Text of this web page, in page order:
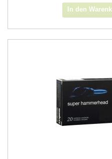
In den